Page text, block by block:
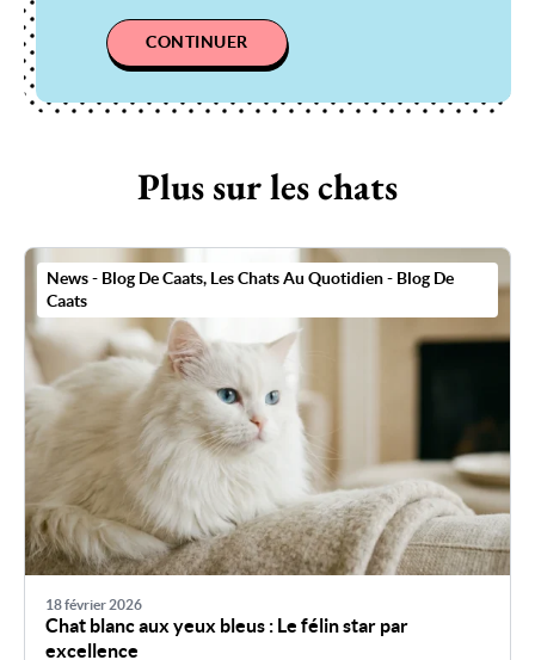
CONTINUER
Plus sur les chats
News - Blog De Caats, Les Chats Au Quotidien - Blog De
Caats
18 février 2026
Chat blanc aux yeux bleus : Le félin star par
excellence